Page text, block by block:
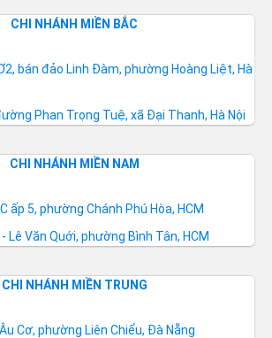
CHI NHÁNH MIỀN BẮC
bán đảo Linh Đàm, phường Hoàng Liệt, Hà
Phan Trọng Tuệ, xã Đại Thanh, Hà Nội
CHI NHÁNH MIỀN NAM
ấp 5, phường Chánh Phú Hòa, HCM
- Lê Văn Quới, phường Bình Tân, HCM
CHI NHÁNH MIỀN TRUNG
Cơ, phường Liên Chiểu, Đà Nẵng